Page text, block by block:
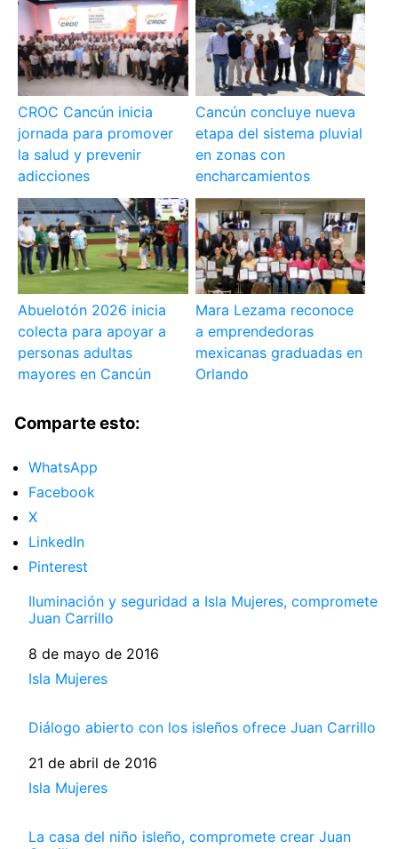
CROC Cancún inicia
jornada para promover
la salud y prevenir
adicciones
Cancún concluye nueva
etapa del sistema pluvial
en zonas con
encharcamientos
Abuelotón 2026 inicia
colecta para apoyar a
personas adultas
mayores en Cancún
Mara Lezama reconoce
a emprendedoras
mexicanas graduadas en
Orlando
Comparte esto:
WhatsApp
Facebook
X
LinkedIn
Pinterest
Iluminación y seguridad a Isla Mujeres, compromete
Juan Carrillo
Fecha
8 de mayo de 2016
Respecto a
Isla Mujeres
Diálogo abierto con los isleños ofrece Juan Carrillo
Fecha
21 de abril de 2016
Respecto a
Isla Mujeres
La casa del niño isleño, compromete crear Juan